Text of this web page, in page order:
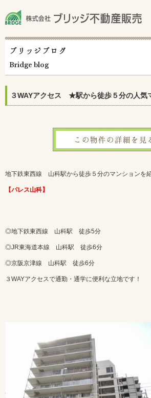
ブリッジブログ
Bridge blog
３WAYアクセス ★駅から徒歩５分の人気
この物件の詳細を見
地下鉄東西線 山科駅から徒歩５分のマンションを
【パレス山科】
◎地下鉄東西線 山科駅 徒歩5分
◎JR東海道本線 山科駅 徒歩6分
◎京阪京津線 山科駅 徒歩6分
３WAYアクセスで通勤・通学に便利な立地です！